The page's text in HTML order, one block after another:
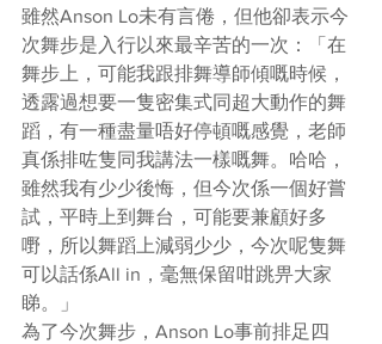
雖然Anson Lo未有言倦，但他卻表示今
次舞步是入行以來最辛苦的一次：「在
舞步上，可能我跟排舞導師傾嘅時候，
透露過想要一隻密集式同超大動作的舞
蹈，有一種盡量唔好停頓嘅感覺，老師
真係排咗隻同我講法一樣嘅舞。哈哈，
雖然我有少少後悔，但今次係一個好嘗
試，平時上到舞台，可能要兼顧好多
嘢，所以舞蹈上減弱少少，今次呢隻舞
可以話係All in，毫無保留咁跳畀大家
睇。」
為了今次舞步，Anson Lo事前排足四